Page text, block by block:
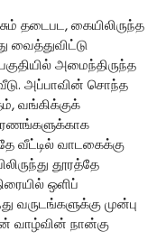
தடைபட, கையிலிருந்த
அமைந்திருந்த
வீடு. அப்பாவின் சொந்த
வங்கிக்குக்
வீட்டில் வாடகைக்கு
தூரத்தே
ஒளிப்
முன்பு
வாழ்வின் நான்கு